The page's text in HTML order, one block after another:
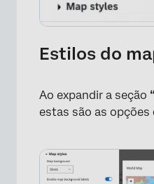
Estilos do
Ao expandir a seção
estas são as opções